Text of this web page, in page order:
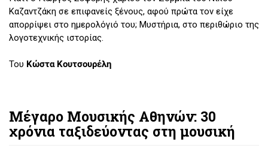
Καζαντζάκη σε επιφανείς ξένους, αφού πρώτα τον είχε
απορρίψει στο ημερολόγιό του; Μυστήρια, στο περιθώριο της
λογοτεχνικής ιστορίας.
Του Κώστα Κουτσουρέλη
Μέγαρο Μουσικής Αθηνών: 30
χρόνια ταξιδεύοντας στη μουσική